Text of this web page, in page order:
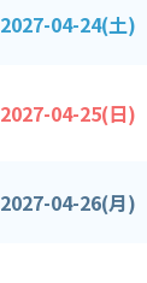
2027-04-24(土)
2027-04-25(日)
2027-04-26(月)